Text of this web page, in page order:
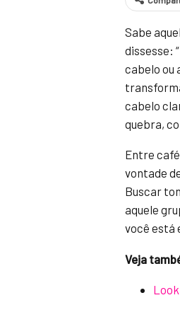
Sabe
dissesse:
cabelo ou
cabelo
quebra,
Entre
vontade
Buscar
aquele
você está
Veja